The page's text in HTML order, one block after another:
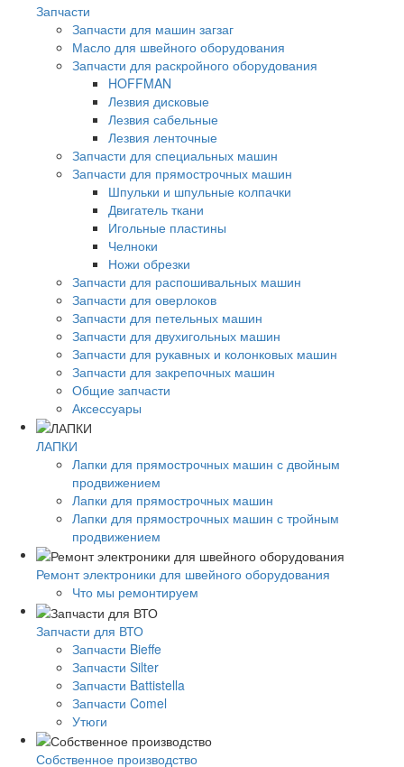
Запчасти
Запчасти для машин загзаг
Масло для швейного оборудования
Запчасти для раскройного оборудования
HOFFMAN
Лезвия дисковые
Лезвия сабельные
Лезвия ленточные
Запчасти для специальных машин
Запчасти для прямострочных машин
Шпульки и шпульные колпачки
Двигатель ткани
Игольные пластины
Челноки
Ножи обрезки
Запчасти для распошивальных машин
Запчасти для оверлоков
Запчасти для петельных машин
Запчасти для двухигольных машин
Запчасти для рукавных и колонковых машин
Запчасти для закрепочных машин
Общие запчасти
Аксессуары
ЛАПКИ
Лапки для прямострочных машин с двойным
продвижением
Лапки для прямострочных машин
Лапки для прямострочных машин с тройным
продвижением
Ремонт электроники для швейного оборудования
Что мы ремонтируем
Запчасти для ВТО
Запчасти Bieffe
Запчасти Silter
Запчасти Battistella
Запчасти Comel
Утюги
Собственное производство